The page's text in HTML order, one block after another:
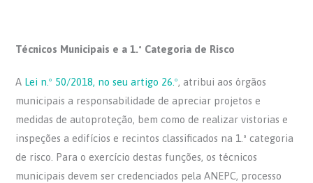
Técnicos Municipais e a 1.ª Categoria de Risco
A Lei n.º 50/2018, no seu artigo 26.º, atribui aos órgãos
municipais a responsabilidade de apreciar projetos e
medidas de autoproteção, bem como de realizar vistorias e
inspeções a edifícios e recintos classificados na 1.ª categoria
de risco. Para o exercício destas funções, os técnicos
municipais devem ser credenciados pela ANEPC, processo